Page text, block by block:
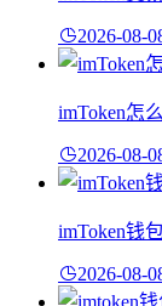
2026-08-
imToken怎
2026-08-
imToken钱
2026-08-